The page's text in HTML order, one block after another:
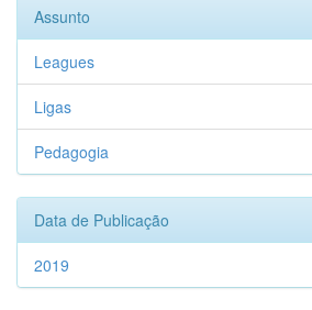
Assunto
Leagues
Ligas
Pedagogia
Data de Publicação
2019